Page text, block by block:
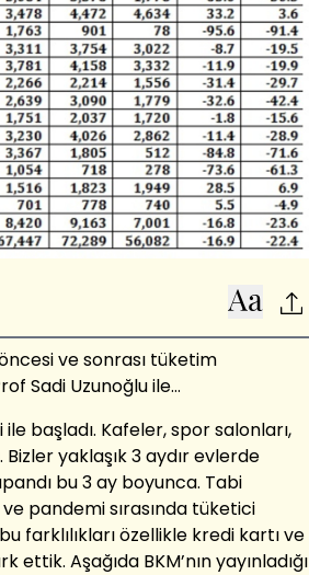
ve sonrası tüketim
Sadi Uzunoğlu ile…
başladı. Kafeler, spor salonları,
yaklaşık 3 aydır evlerde
bu 3 ay boyunca. Tabi
pandemi sırasında tüketici
farklılıkları özellikle kredi kartı ve
Aşağıda BKM’nın yayınladığı